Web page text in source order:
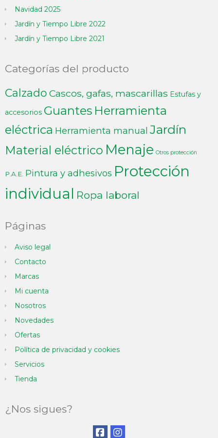
Navidad 2025
Jardín y Tiempo Libre 2022
Jardín y Tiempo Libre 2021
Categorías del producto
Calzado Cascos, gafas, mascarillas Estufas y
accesorios Guantes Herramienta
eléctrica Herramienta manual Jardín
Material eléctrico Menaje Otros protección
P.A.E. Pintura y adhesivos Protección
individual Ropa laboral
Páginas
Aviso legal
Contacto
Marcas
Mi cuenta
Nosotros
Novedades
Ofertas
Política de privacidad y cookies
Servicios
Tienda
¿Nos sigues?